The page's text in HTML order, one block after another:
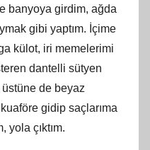
banyoya girdim, ağda
gibi yaptım. İçime
külot, iri memelerimi
dantelli sütyen
üstüne de beyaz
gidip saçlarıma
yola çıktım.